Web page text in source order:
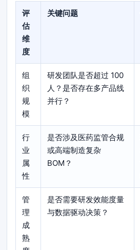
评
估
维
度
关键问题
组
织
规
模
研发团队是否超过 100
人？是否存在多产品线
并行？
行
业
属
性
是否涉及医药监管合规
或高端制造复杂
BOM？
管
理
成
熟
是否需要研发效能度量
与数据驱动决策？